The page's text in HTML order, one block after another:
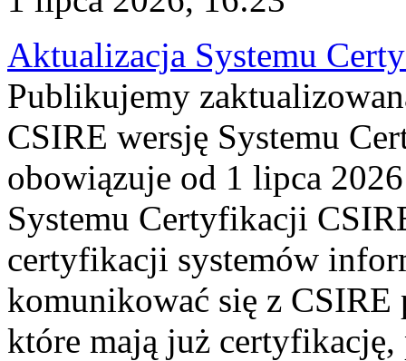
Aktualizacja Systemu
Publikujemy
CSIRE wersję Systemu
obowiązuje od 1 lipca
Systemu Certyfikacji
certyfikacji systemów
komunikować się z
które mają już